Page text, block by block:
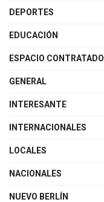
DEPORTES
EDUCACIÓN
ESPACIO CONTRATADO
GENERAL
INTERESANTE
INTERNACIONALES
LOCALES
NACIONALES
NUEVO BERLÍN